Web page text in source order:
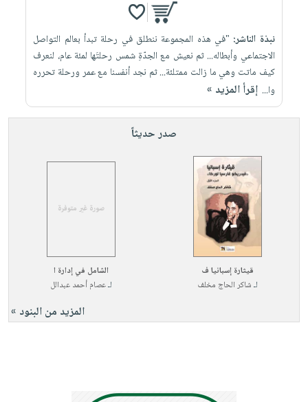
نبذة الناشر: "في هذه المجموعة ننطلق في رحلة تبدأ بعالم التواصل
الاجتماعي وأبطاله... ثم نعيش مع الجدّةِ شمس رحلتَها لمئة عام، لنعرف
كيف ماتت وهي ما زالت ممتلئة... ثم نجد أنفسنا مع عمر ورحلة تحرره
وا... إقرأ المزيد »
صدر حديثاً
قيثارة إسبانيا ف
لـشاكر الحاج مخلف
الشامل في إدارة ا
لـعصام أحمد عبدالل
المزيد من البنود »